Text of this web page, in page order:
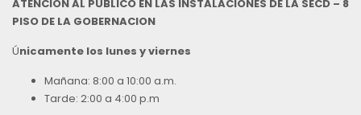
ATENCIÓN AL PÚBLICO EN LAS INSTALACIONES DE LA SECD – 8
PISO DE LA GOBERNACION
Únicamente los lunes y viernes
Mañana: 8:00 a 10:00 a.m.
Tarde: 2:00 a 4:00 p.m